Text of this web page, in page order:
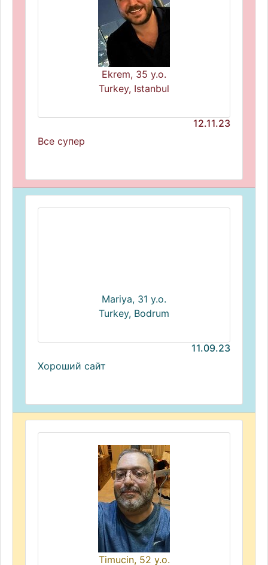
Ekrem, 35 y.o.
Turkey, Istanbul
12.11.23
Все супер
Mariya, 31 y.o.
Turkey, Bodrum
11.09.23
Хороший сайт
Timucin, 52 y.o.